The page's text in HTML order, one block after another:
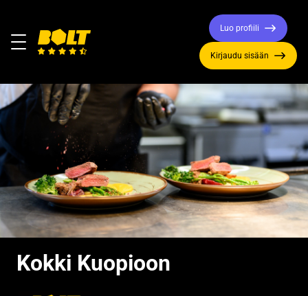
Valikko
etusivulle
Luo profiili
Kirjaudu sisään
Kokki Kuopioon